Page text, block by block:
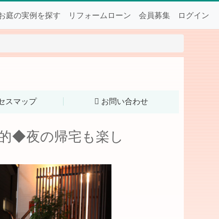
庭の実例を探す リフォームローン 会員募集 ログイン
スマップ お問い合わせ
◆夜の帰宅も楽し